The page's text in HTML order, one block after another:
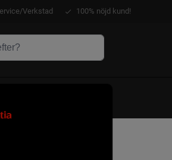
Verkstad 100% nöjd kund!